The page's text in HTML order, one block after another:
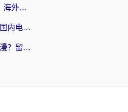
国外登录不了交管12123？海外华人亲测有效的回国加速器选择指南
海外党必看：在国外想看国内电视剧用什么软件？3步解决地域限制
怎么在海外看哔哩哔哩动漫？留学生亲测有效的回国加速方案